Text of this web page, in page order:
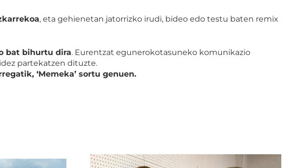
, eta gehienetan jatorrizko irudi, bideo edo testu baten remix
bat bihurtu dira. Eurentzat egunerokotasuneko komunikazio
partekatzen dituzte.
‘Memeka’ sortu genuen.